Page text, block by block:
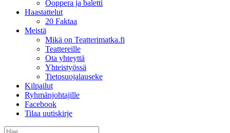
Ooppera ja baletti
Haastattelut
20 Faktaa
Meistä
Mikä on Teatterimatka.fi
Teattereille
Ota yhteyttä
Yhteistyössä
Tietosuojalauseke
Kilpailut
Ryhmänjohtajille
Facebook
Tilaa uutiskirje
Etsi